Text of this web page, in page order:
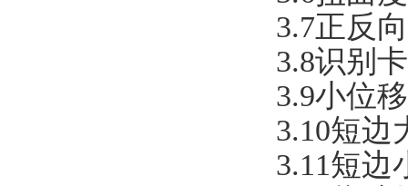
3.7正反
3.8识别
3.9小位
3.10短边
3.11短边